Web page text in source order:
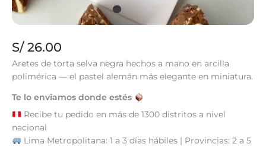
S/26.00
Aretes de torta selva negra hechos a mano en arcilla
polimérica — el pastel alemán más elegante en miniatura.
Te lo enviamos donde estés
Recibe tu pedido en más de 1300 distritos a nivel
nacional
Lima Metropolitana: 1 a 3 días hábiles | Provincias: 2 a 5